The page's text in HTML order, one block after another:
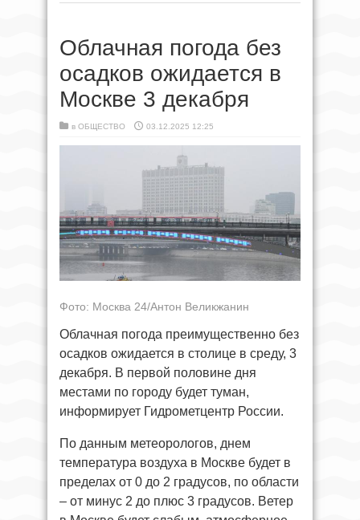
Облачная погода без
осадков ожидается в
Москве 3 декабря
в ОБЩЕСТВО 03.12.2025 12:25
Фото: Москва 24/Антон Великжанин
Облачная погода преимущественно без
осадков ожидается в столице в среду, 3
декабря. В первой половине дня
местами по городу будет туман,
информирует Гидрометцентр России.
По данным метеорологов, днем
температура воздуха в Москве будет в
пределах от 0 до 2 градусов, по области
– от минус 2 до плюс 3 градусов. Ветер